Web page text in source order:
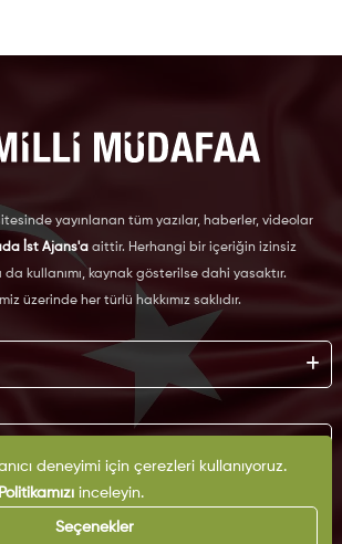
yayınlanan tüm yazılar, haberler, videolar
İst Ajans'aaittir. Herhangi bir içeriğin izinsiz
da kullanımı, kaynak gösterilse dahi yasaktır.
üzerinde her türlü hakkımız saklıdır.
Künye
Reklam
İş Birliği
Arşiv
İletişim
KVKK
Çerez Politikası
deneyimi için çerezleri kullanıyoruz.
inceleyin.
Seçenekler